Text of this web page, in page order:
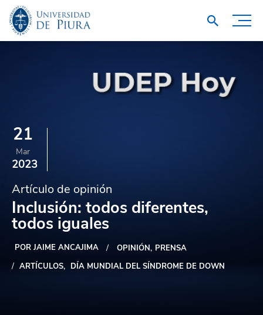
21
Mar
2023
Artículo de opinión
Inclusión: todos diferentes,
todos iguales
POR JAIME ANCAJIMA OPINIÓN PRENSA
ARTÍCULOS
DÍA MUNDIAL DEL SÍNDROME DE DOWN